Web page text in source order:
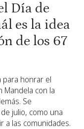
Día de
es la idea
de los 67
para honrar el
Mandela con la
Se
julio, como una
a las comunidades.